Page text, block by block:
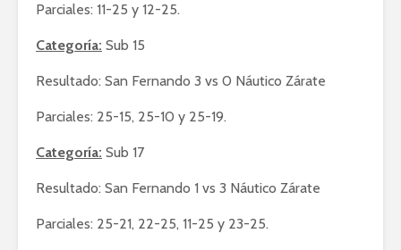
Parciales: 11-25 y 12-25.
Categoría: Sub 15
Resultado: San Fernando 3 vs 0 Náutico Zárate
Parciales: 25-15, 25-10 y 25-19.
Categoría: Sub 17
Resultado: San Fernando 1 vs 3 Náutico Zárate
Parciales: 25-21, 22-25, 11-25 y 23-25.